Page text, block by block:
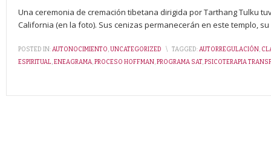
Una ceremonia de cremación tibetana dirigida por Tarthang Tulku
California (en la foto). Sus cenizas permanecerán en este templo,
POSTED IN:AUTONOCIMIENTO,UNCATEGORIZED \ TAGGED:AUTORREGULACIÓN,
ESPIRITUAL,ENEAGRAMA,PROCESO HOFFMAN,PROGRAMA SAT,PSICOTERAPIA